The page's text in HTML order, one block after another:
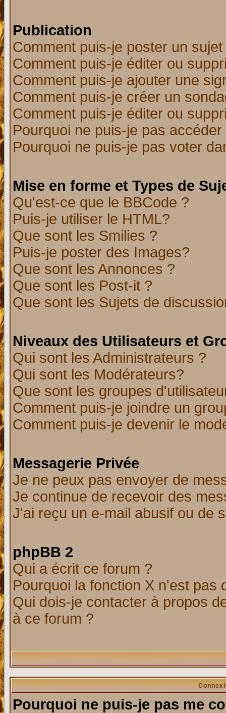
Publication
Comment puis-je poster un
Comment puis-je éditer ou
Comment puis-je ajouter une
Comment puis-je créer un
Comment puis-je éditer ou
Pourquoi ne puis-je pas
Pourquoi ne puis-je pas voter
Mise en forme et Types de
Qu'est-ce que le BBCode ?
Puis-je utiliser le HTML?
Que sont les Smilies ?
Puis-je poster des Images?
Que sont les Annonces ?
Que sont les Post-it ?
Que sont les Sujets de
Niveaux des Utilisateurs et
Qui sont les Administrateurs ?
Qui sont les Modérateurs?
Que sont les groupes
Comment puis-je joindre un
Comment puis-je devenir le
Messagerie Privée
Je ne peux pas envoyer de
Je continue de recevoir des
J'ai reçu un e-mail abusif ou de
phpBB 2
Qui a écrit ce forum ?
Pourquoi la fonction X n'est pas
Qui dois-je contacter à propos
à ce forum ?
Pourquoi ne puis-je pas me